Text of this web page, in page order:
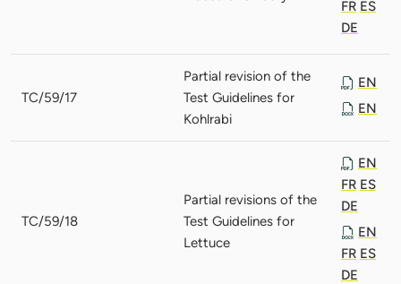
FR ES
DE
TC/59/17
Partial revision of the
Test Guidelines for
Kohlrabi
EN
EN
TC/59/18
Partial revisions of the
Test Guidelines for
Lettuce
EN
FR ES
DE
EN
FR ES
DE